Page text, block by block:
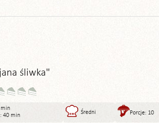
śliwka"
min
40 min
Średni Porcje: 10